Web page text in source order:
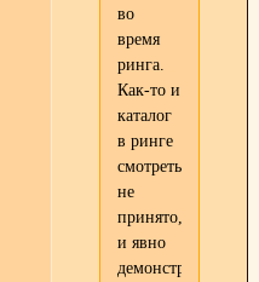
во
время
ринга.
Как-то и
каталог
в ринге
смотреть
не
принято,
и явно
демонстрировать